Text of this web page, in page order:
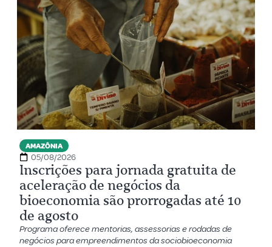
AMAZÔNIA
05/08/2026
Inscrições para jornada gratuita de
aceleração de negócios da
bioeconomia são prorrogadas até 10
de agosto
Programa oferece mentorias, assessorias e rodadas de
negócios para empreendimentos da sociobioeconomia